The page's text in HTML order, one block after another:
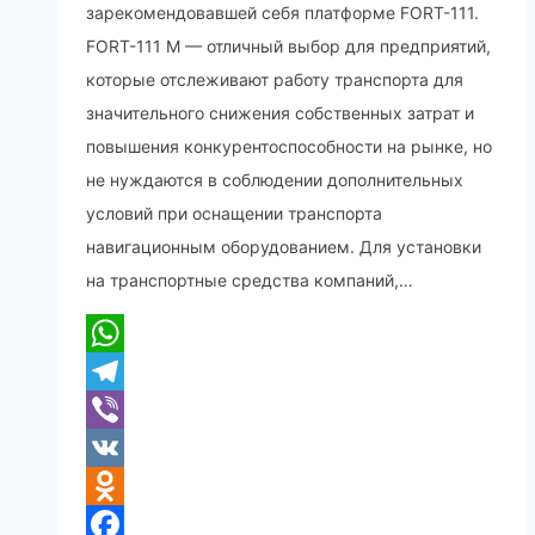
зарекомендовавшей себя платформе FORT-111.
FORT-111 M — отличный выбор для предприятий,
которые отслеживают работу транспорта для
значительного снижения собственных затрат и
повышения конкурентоспособности на рынке, но
не нуждаются в соблюдении дополнительных
условий при оснащении транспорта
навигационным оборудованием. Для установки
на транспортные средства компаний,…
WhatsApp
Telegram
Viber
VK
Odnoklassniki